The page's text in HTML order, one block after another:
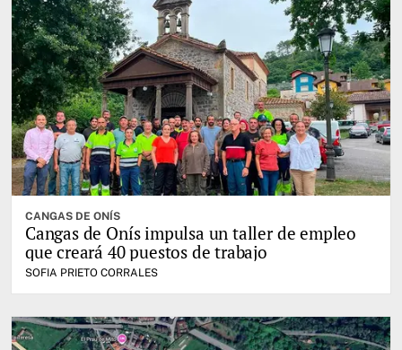
CANGAS DE ONÍS
Cangas de Onís impulsa un taller de empleo
que creará 40 puestos de trabajo
SOFIA PRIETO CORRALES